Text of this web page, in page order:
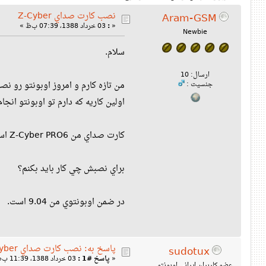
Aram-GSM
Newbie
ارسال: 10
جنسیت :
نصب كارت صداي Z-Cyber
«
:
سلام.
من تازه كارم و امروز اوبونتو رو
اولين كاريه كه دارم تو اوبونتو
كارت صداي من Z-Cyber PRO6 است.
براي نصبش چي كار بايد بكنم؟
در ضمن اوبونتوي من 9.04 است.
sudotux پاسخ به: نصب كارت صداي Z-Cyber
« پاسخ #1 :